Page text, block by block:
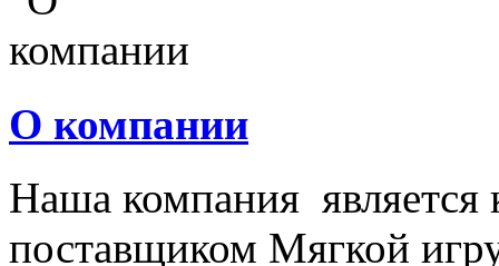
О компании
Наша компания
поставщиком Мягкой